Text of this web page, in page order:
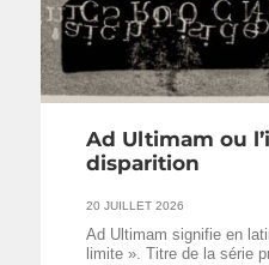
Ad Ultimam ou
disparition
20 JUILLET 2026
Ad Ultimam signifie en
limite ». Titre de la série